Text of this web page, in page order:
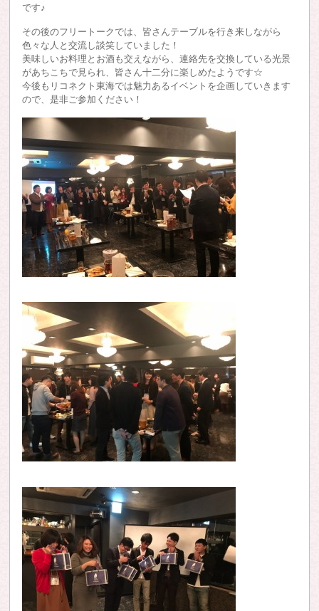
です♪
その後のフリートークでは、皆さんテーブルを行き来しながら
色々な人と交流し談笑していました！
美味しいお料理とお酒も交えながら、連絡先を交換している光景
があちこちで見られ、皆さん十二分に楽しめたようです☆
今後もリコネクト東海では魅力あるイベントを企画していきます
ので、是非ご参加ください！